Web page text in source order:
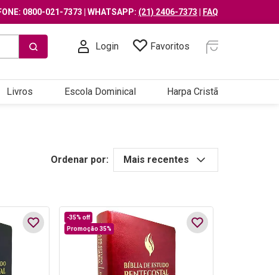
0800-021-7373 | WHATSAPP: (21) 2406-7373 FAQ
Login Favoritos
Livros Escola Dominical Harpa Cristã
Ordenar por: Mais recentes
-35% off
Promoção 35%